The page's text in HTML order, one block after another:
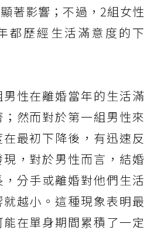
著影響；不過，2組女性
都歷經生活滿意度的下
性在離婚當年的生活滿
然而對於第一組男性來
最初下降後，有迅速反
，對於男性而言，結婚
分手或離婚對他們生活
越小。這種現象表明最
在單身期間累積了一定